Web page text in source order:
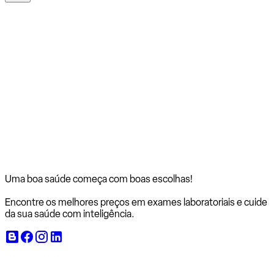
Uma boa saúde começa com boas escolhas!
Encontre os melhores preços em exames laboratoriais e cuide
da sua saúde com inteligência.